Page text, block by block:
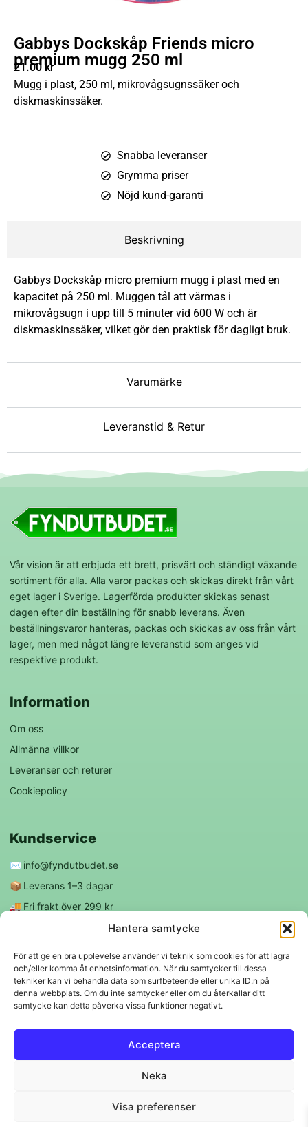
Hantera samtycke
För att ge en bra upplevelse använder vi teknik som cookies för att lagra
och/eller komma åt enhetsinformation. När du samtycker till dessa
tekniker kan vi behandla data som surfbeteende eller unika ID:n på
denna webbplats. Om du inte samtycker eller om du återkallar ditt
samtycke kan detta påverka vissa funktioner negativt.
Acceptera
Neka
Visa preferenser
Gabbys Dockskåp Friends micro
premium mugg 250 ml
21.00kr
Mugg i plast, 250 ml, mikrovågsugnssäker och
diskmaskinssäker.
Snabba leveranser
Grymma priser
Nöjd kund-garanti
Beskrivning
Varumärke
Leveranstid & Retur
Gabbys Dockskåp micro premium mugg i plast med en
kapacitet på 250 ml. Muggen tål att värmas i
mikrovågsugn i upp till 5 minuter vid 600 W och är
diskmaskinssäker, vilket gör den praktisk för dagligt bruk.
Vår vision är att erbjuda ett brett, prisvärt och ständigt växande
sortiment för alla. Alla varor packas och skickas direkt från vårt
eget lager i Sverige. Lagerförda produkter skickas senast
dagen efter din beställning för snabb leverans. Även
beställningsvaror hanteras, packas och skickas av oss från vårt
lager, men med något längre leveranstid som anges vid
respektive produkt.
Information
Om oss
Allmänna villkor
Leveranser och returer
Cookiepolicy
Kundservice
✉️ info@fyndutbudet.se
📦 Leverans 1–3 dagar
🚚 Fri frakt över 299 kr
Följ oss
f ◎
Swish